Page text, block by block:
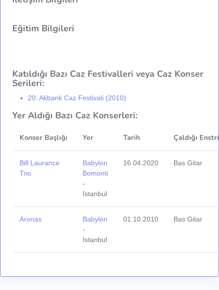
Eğitim Bilgileri
Katıldığı Bazı Caz Festivalleri veya Caz Konser
Serileri:
20. Akbank Caz Festivali (2010)
Yer Aldığı Bazı Caz Konserleri:
Konser Başlığı Yer Tarih Çaldığı
Bill Laurance
Trio
Babylon
Bomonti
-
İstanbul
16.04.2020 Bas Gitar
Aronas
Babylon
-
İstanbul
01.10.2010 Bas Gitar